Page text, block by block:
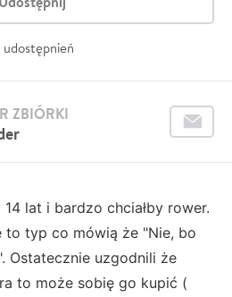
udostępnień
ZBIÓRKI
lat i bardzo chciałby rower.
to typ co mówią że "Nie, bo
Ostatecznie uzgodnili że
to może sobię go kupić (